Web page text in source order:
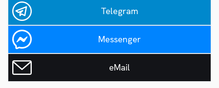
Telegram
Messenger
eMail